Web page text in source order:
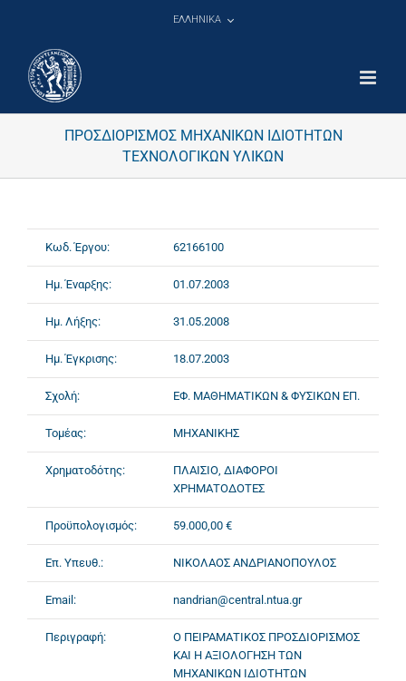
ΕΛΛΗΝΙΚΑ
ΠΡΟΣΔΙΟΡΙΣΜΟΣ ΜΗΧΑΝΙΚΩΝ ΙΔΙΟΤΗΤΩΝ
ΤΕΧΝΟΛΟΓΙΚΩΝ ΥΛΙΚΩΝ
Κωδ. Έργου: 62166100
Ημ. Έναρξης: 01.07.2003
Ημ. Λήξης: 31.05.2008
Ημ. Έγκρισης: 18.07.2003
Σχολή: ΕΦ. ΜΑΘΗΜΑΤΙΚΩΝ & ΦΥΣΙΚΩΝ ΕΠ.
Τομέας: ΜΗΧΑΝΙΚΗΣ
Χρηματοδότης:
ΠΛΑΙΣΙΟ, ΔΙΑΦΟΡΟΙ
ΧΡΗΜΑΤΟΔΟΤΕΣ
Προϋπολογισμός: 59.000,00 €
Επ. Υπευθ.: ΝΙΚΟΛΑΟΣ ΑΝΔΡΙΑΝΟΠΟΥΛΟΣ
Email: nandrian@central.ntua.gr
Περιγραφή:
Ο ΠΕΙΡΑΜΑΤΙΚΟΣ ΠΡΟΣΔΙΟΡΙΣΜΟΣ
ΚΑΙ Η ΑΞΙΟΛΟΓΗΣΗ ΤΩΝ
ΜΗΧΑΝΙΚΩΝ ΙΔΙΟΤΗΤΩΝ